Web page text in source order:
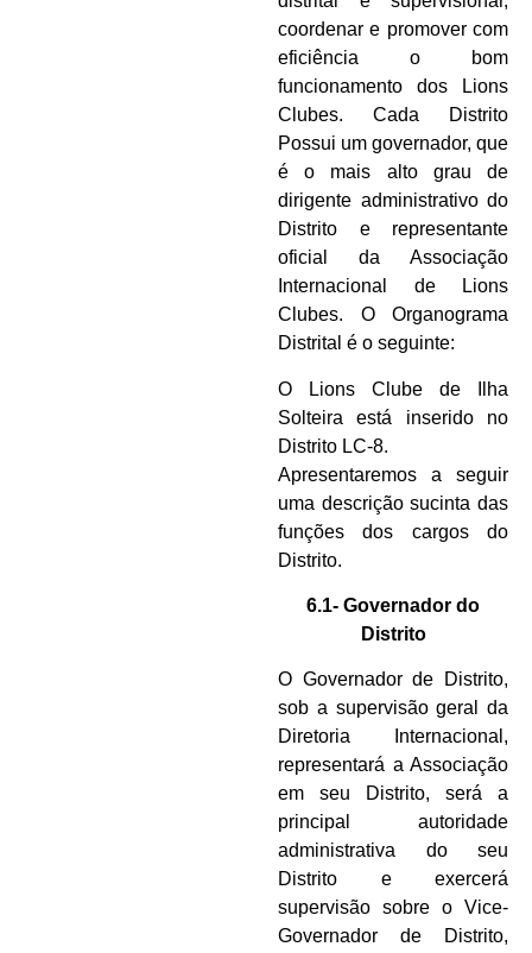
coordenar e promover com
eficiência o bom
funcionamento dos Lions
Clubes. Cada Distrito
Possui um governador, que
é o mais alto grau de
dirigente administrativo do
Distrito e representante
oficial da Associação
Internacional de Lions
Clubes. O Organograma
Distrital é o seguinte:
O Lions Clube de Ilha
Solteira está inserido no
Distrito LC-8.
Apresentaremos a seguir
uma descrição sucinta das
funções dos cargos do
Distrito.
6.1- Governador do
Distrito
O Governador de Distrito,
sob a supervisão geral da
Diretoria Internacional,
representará a Associação
em seu Distrito, será a
principal autoridade
administrativa do seu
Distrito e exercerá
supervisão sobre o Vice-
Governador de Distrito,